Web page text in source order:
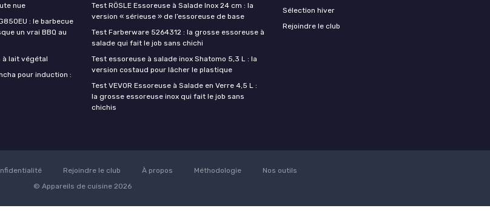
nue
: le barbecue
un vrai BBQ au
à lait végétal
pour induction :
Test RÖSLE Essoreuse à Salade Inox 24 cm : la
version « sérieuse » de l’essoreuse de base
Test Farberware 5264312 : la grosse essoreuse à
salade qui fait le job sans chichi
Test essoreuse à salade inox Shatomo 5,3 L : la
version costaud pour lâcher le plastique
Test VEVOR Essoreuse à Salade en Verre 4,5 L :
la grosse essoreuse inox qui fait le job sans
chichis
Sélection hiver
Rejoindre le club
Rejoindre le club À propos Méthodologie
Nos outils
© Appareils de cuisine 2026